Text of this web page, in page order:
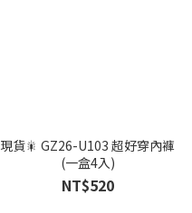
現貨🎇 GZ26-U103 超好穿內褲
(一盒4入)
NT$520